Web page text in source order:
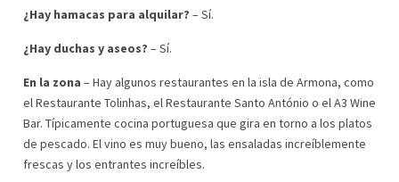
¿Hay hamacas para alquilar? – Sí.
¿Hay duchas y aseos? – Sí.
En la zona – Hay algunos restaurantes en la isla de Armona, como
el Restaurante Tolinhas, el Restaurante Santo António o el A3 Wine
Bar. Típicamente cocina portuguesa que gira en torno a los platos
de pescado. El vino es muy bueno, las ensaladas increíblemente
frescas y los entrantes increíbles.